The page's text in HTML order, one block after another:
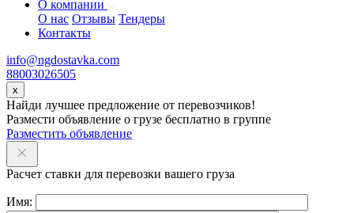
О компании
О нас Отзывы Тендеры
Контакты
info@ngdostavka.com
88003026505
x
Найди лучшее предложение от перевозчиков!
Размести объявление о грузе бесплатно в группе
Разместить объявление
Расчет ставки для перевозки вашего груза
Имя: